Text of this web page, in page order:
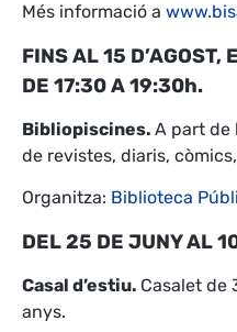
Més informació a
FINS AL 15 D’AGOST,
DE 17:30 A 19:30h.
Bibliopiscines. A part de
de revistes, diaris,
Organitza: Biblioteca
DEL 25 DE JUNY AL
Casal d’estiu. Casalet de
anys.